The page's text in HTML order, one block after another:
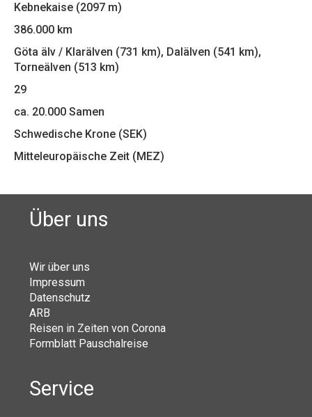
Kebnekaise (2097 m)
386.000 km
Göta älv / Klarälven (731 km), Dalälven (541 km),
Torneälven (513 km)
29
ca. 20.000 Samen
Schwedische Krone (SEK)
Mitteleuropäische Zeit (MEZ)
Über uns
Wir über uns
Impressum
Datenschutz
ARB
Reisen in Zeiten von Corona
Formblatt Pauschalreise
Service